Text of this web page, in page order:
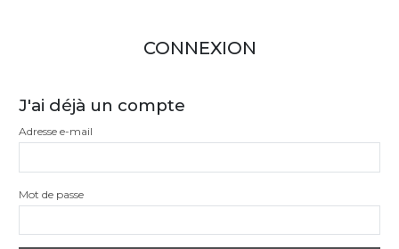
CONNEXION
J'ai déjà un compte
Adresse e-mail
Mot de passe